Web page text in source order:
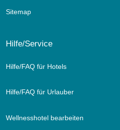
Sitemap
Hilfe/Service
Hilfe/FAQ für Hotels
Hilfe/FAQ für Urlauber
Wellnesshotel bearbeiten